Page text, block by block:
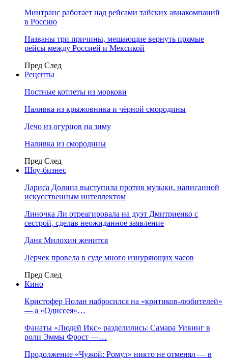
Минтранс работает над рейсами тайских авиакомпаний
в Россию
Названы три причины, мешающие вернуть прямые
рейсы между Россией и Мексикой
Пред След
Рецепты
Постные котлеты из моркови
Наливка из крыжовника и чёрной смородины
Лечо из огурцов на зиму
Наливка из смородины
Пред След
Шоу-бизнес
Лариса Долина выступила против музыки, написанной
искусственным интеллектом
Линочка Ли отреагировала на дуэт Дмитриенко с
сестрой, сделав неожиданное заявление
Даня Милохин женится
Лерчек провела в суде много изнуряющих часов
Пред След
Кино
Кристофер Нолан набросился на «критиков-любителей»
— а «Одиссея»…
Фанаты «Людей Икс» разделились: Самара Уивинг в
роли Эммы Фрост —…
Продолжение «Чужой: Ромул» никто не отменял — в